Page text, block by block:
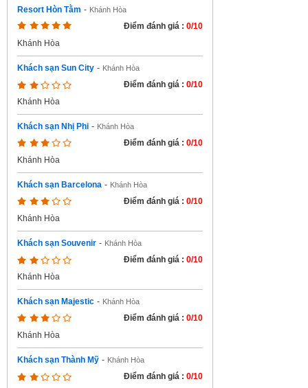
Resort Hòn Tằm - Khánh Hòa
Điểm đánh giá : 0/10
Khánh Hòa
Khách sạn Sun City - Khánh Hòa
Điểm đánh giá : 0/10
Khánh Hòa
Khách sạn Nhị Phi - Khánh Hòa
Điểm đánh giá : 0/10
Khánh Hòa
Khách sạn Barcelona - Khánh Hòa
Điểm đánh giá : 0/10
Khánh Hòa
Khách sạn Souvenir - Khánh Hòa
Điểm đánh giá : 0/10
Khánh Hòa
Khách sạn Majestic - Khánh Hòa
Điểm đánh giá : 0/10
Khánh Hòa
Khách sạn Thành Mỹ - Khánh Hòa
Điểm đánh giá : 0/10